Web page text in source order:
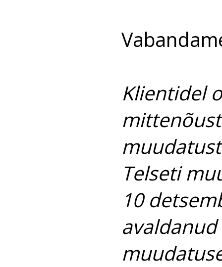
Klientidel
Telseti
10